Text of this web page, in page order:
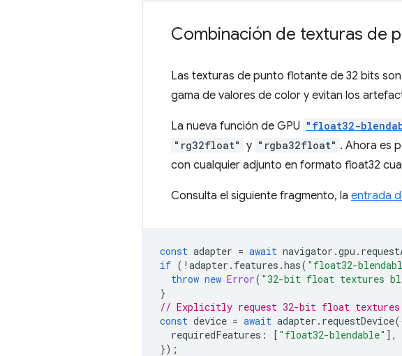
Combinación de texturas de
Las texturas de punto flotante de 32 bits
gama de valores de color y evitan los
La nueva función de GPU "float32-
"rg32float" y "rgba32float" . Ahora es
con cualquier adjunto en formato float32
Consulta el siguiente fragmento, la entrada
const adapter = await navigator .gpu .
if ( ! adapter . features .has( "float32-
throw new Error( "32-bit float textures
}
// Explicitly request 32-bit float textures
const device = await adapter . requestDevice
requiredFeatures : [ "float32-blendable" ],
});